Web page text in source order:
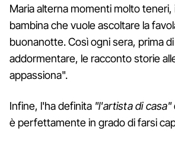
Maria alterna momenti molto teneri,
bambina che vuole ascoltare la
buonanotte. Così ogni sera, prima
addormentare, le racconto storie
appassiona".
Infine, l'ha definita "l'artista di casa"
è perfettamente in grado di farsi